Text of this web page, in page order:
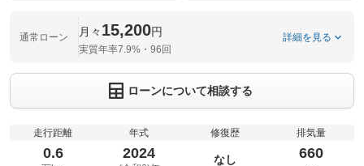
通常ローン 月々 15,200円
実質年率7.9%・96回
詳細を見る
ローンについて相談する
走行距離
0.6
年式
2024
修復歴
なし
排気量
660